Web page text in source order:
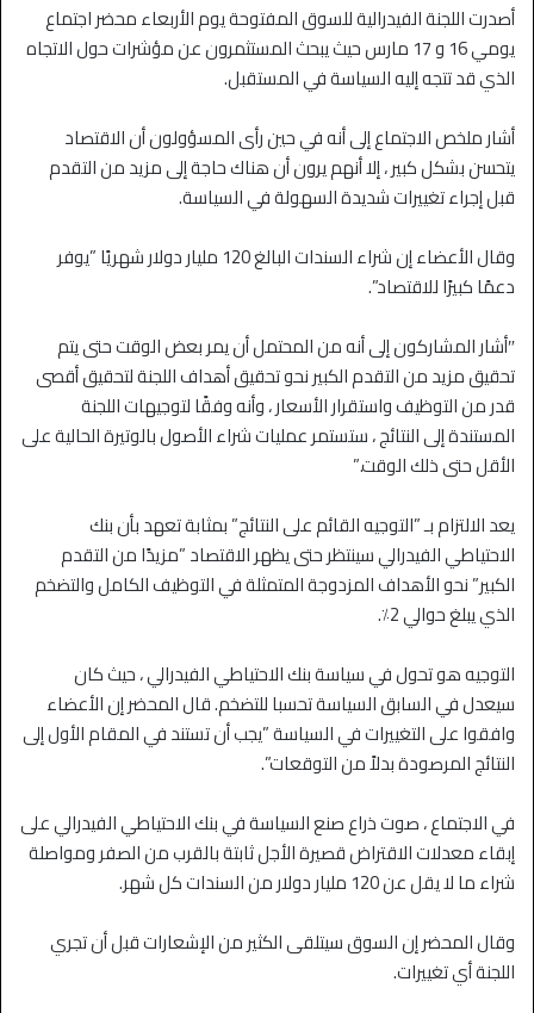
أصدرت اللجنة الفيدرالية للسوق المفتوحة يوم الأربعاء محضر اجتماع
يومي 16 و 17 مارس حيث يبحث المستثمرون عن مؤشرات حول الاتجاه
الذي قد تتجه إليه السياسة في المستقبل.
أشار ملخص الاجتماع إلى أنه في حين رأى المسؤولون أن الاقتصاد
يتحسن بشكل كبير ، إلا أنهم يرون أن هناك حاجة إلى مزيد من التقدم
قبل إجراء تغييرات شديدة السهولة في السياسة.
وقال الأعضاء إن شراء السندات البالغ 120 مليار دولار شهريًا ”يوفر
دعمًا كبيرًا للاقتصاد”.
″أشار المشاركون إلى أنه من المحتمل أن يمر بعض الوقت حتى يتم
تحقيق مزيد من التقدم الكبير نحو تحقيق أهداف اللجنة لتحقيق أقصى
قدر من التوظيف واستقرار الأسعار ، وأنه وفقًا لتوجيهات اللجنة
المستندة إلى النتائج ، ستستمر عمليات شراء الأصول بالوتيرة الحالية على
الأقل حتى ذلك الوقت.”
يعد الالتزام بـ ”التوجيه القائم على النتائج” بمثابة تعهد بأن بنك
الاحتياطي الفيدرالي سينتظر حتى يظهر الاقتصاد ”مزيدًا من التقدم
الكبير” نحو الأهداف المزدوجة المتمثلة في التوظيف الكامل والتضخم
الذي يبلغ حوالي 2٪.
التوجيه هو تحول في سياسة بنك الاحتياطي الفيدرالي ، حيث كان
سيعدل في السابق السياسة تحسبا للتضخم. قال المحضر إن الأعضاء
وافقوا على التغييرات في السياسة ”يجب أن تستند في المقام الأول إلى
النتائج المرصودة بدلاً من التوقعات”.
في الاجتماع ، صوت ذراع صنع السياسة في بنك الاحتياطي الفيدرالي على
إبقاء معدلات الاقتراض قصيرة الأجل ثابتة بالقرب من الصفر ومواصلة
شراء ما لا يقل عن 120 مليار دولار من السندات كل شهر.
وقال المحضر إن السوق سيتلقى الكثير من الإشعارات قبل أن تجري
اللجنة أي تغييرات.